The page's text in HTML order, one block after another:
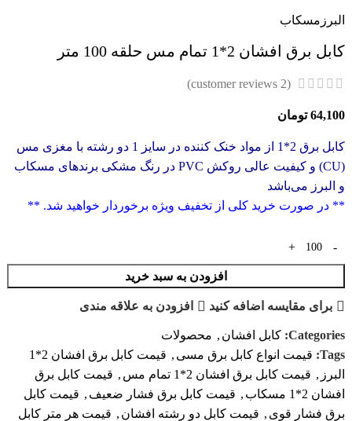
البرز مسکاب
کابل برق افشان 2*1 تمام مس حلقه 100 متر
(
2
64,100 تومان
کابل برق 2*1 از مواد خنک کننده در سایز 1 دو رشته با مغزی مس
(CU) و کیفیت عالی روکش PVC در رنگ مشکی برندهای مسکاب
و البرز می‌باشد
** در صورت خرید کلی از تخفیف ویژه برخوردار خواهید شد. **
افزودن به سبد خرید
برای مقایسه اضافه کنید افزودن به علاقه مندی
Categories: کابل افشان , محصولات
Tags: قیمت انواع کابل برق مسی ,
قیمت کابل برق افشان 2*1
البرز , قیمت کابل برق افشان 2*1 تمام مس , قیمت کابل برق
افشان 2*1 مسکاب
, قیمت کابل برق فشار ضعیف , قیمت کابل
برق فشار قوی , قیمت کابل دو رشته افشان , قیمت هر متر کابل